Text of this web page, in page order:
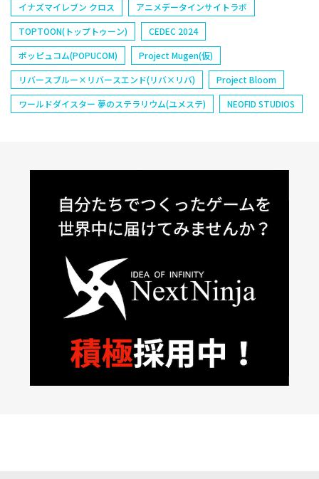
イナズマイレブン クロス
アニメデータインサイトラボ
TOPTOON(トップトゥーン)
CEDEC 2024
ポッピュコム(POPUCOM)
Project Mugen(仮)
リバースブルー×リバースエンド(リバ×リバ)
Project Bloom
ワールドダイスター 夢のステラリウム(ユメステ)
NEOFID STUDIOS